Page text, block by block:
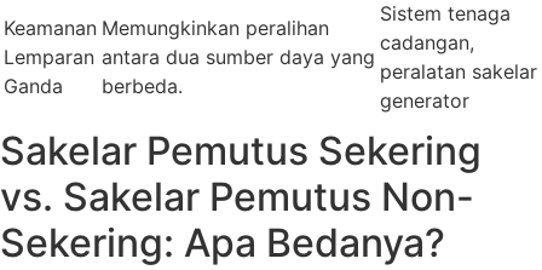
Keamanan
Lemparan
Ganda
Memungkinkan peralihan
antara dua sumber daya yang
berbeda.
Sistem tenaga
cadangan,
peralatan sakelar
generator
Sakelar Pemutus Sekering
vs. Sakelar Pemutus Non-
Sekering: Apa Bedanya?